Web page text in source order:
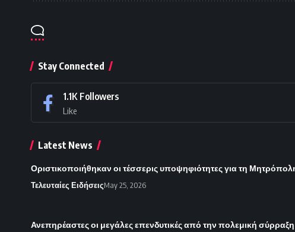
Stay Connected
1.1K Followers
Like
Latest News
Οριστικοποιήθηκαν οι τέσσερις υποψηφιότητες για τη
Τελευταίες ΕιδήσειςMay 25, 2026
Ανεπηρέαστες οι μεγάλες επενδυτικές από την πολεμική